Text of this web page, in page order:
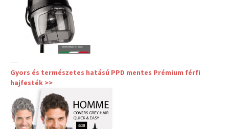
----
Gyors és természetes hatású PPD mentes Prémium férfi
hajfesték >>